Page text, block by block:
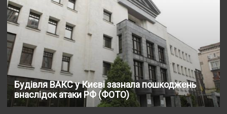
Будівля ВАКС у Києві зазнала пошкоджень
внаслідок атаки РФ (ФОТО)